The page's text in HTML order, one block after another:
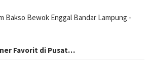
Favorit di Pusat…